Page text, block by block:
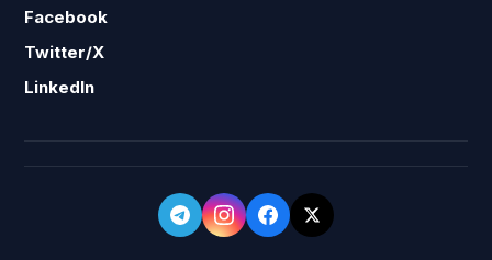
Facebook
Twitter/X
LinkedIn